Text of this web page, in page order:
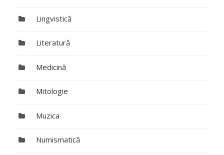
Lingvistică
Literatură
Medicină
Mitologie
Muzica
Numismatică